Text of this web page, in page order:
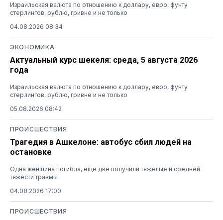
Израильская валюта по отношению к доллару, евро, фунту
стерлингов, рублю, гривне и не только
04.08.2026 08:34
ЭКОНОМИКА
Актуальный курс шекеля: среда, 5 августа 2026
года
Израильская валюта по отношению к доллару, евро, фунту
стерлингов, рублю, гривне и не только
05.08.2026 08:42
ПРОИСШЕСТВИЯ
Трагедия в Ашкелоне: автобус сбил людей на
остановке
Одна женщина погибла, еще две получили тяжелые и средней
тяжести травмы
04.08.2026 17:00
ПРОИСШЕСТВИЯ